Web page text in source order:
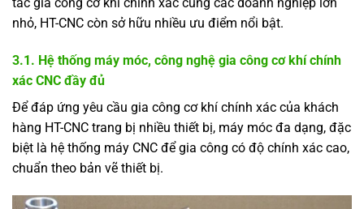
nhỏ, HT-CNC còn sở hữu nhiều ưu điểm nổi bật.
3.1. Hệ thống máy móc, công nghệ gia công cơ khí chính
xác CNC đầy đủ
Để đáp ứng yêu cầu gia công cơ khí chính xác của khách
hàng HT-CNC trang bị nhiều thiết bị, máy móc đa dạng, đặc
biệt là hệ thống máy CNC để gia công có độ chính xác cao,
chuẩn theo bản vẽ thiết bị.